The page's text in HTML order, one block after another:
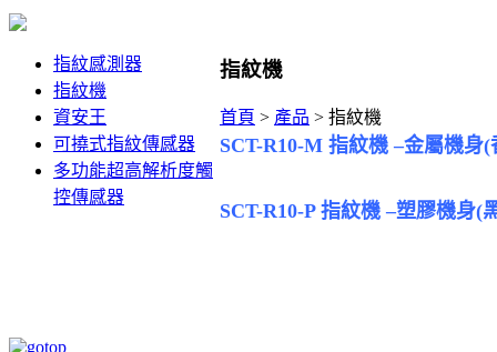
指紋感測器
指紋機
資安王
可撓式指紋傳感器
多功能超高解析度觸
控傳感器
指紋機
首頁 > 產品 > 指紋機
SCT-R10-M 指紋機 –金屬機身(
SCT-R10-P 指紋機 –塑膠機身(